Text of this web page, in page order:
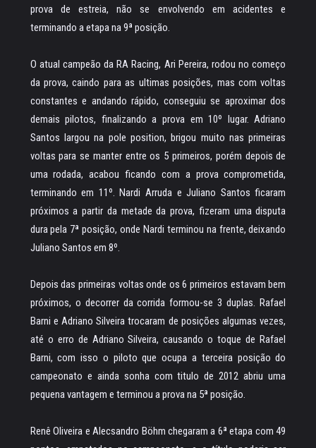
prova de estreia, não se envolvendo em acidentes e
terminando a etapa na 9ª posição.
O atual campeão da RA Racing, Ari Pereira, rodou no começo
da prova, caindo para as ultimas posições, mas com voltas
constantes e andando rápido, conseguiu se aproximar dos
demais pilotos, finalizando a prova em 10º lugar. Adriano
Santos largou na pole position, brigou muito nas primeiras
voltas para se manter entre os 5 primeiros, porém depois de
uma rodada, acabou ficando com a prova comprometida,
terminando em 11º. Nardi Arruda e Juliano Santos ficaram
próximos a partir da metade da prova, fizeram uma disputa
dura pela 7ª posição, onde Nardi terminou na frente, deixando
Juliano Santos em 8º.
Depois das primeiras voltas onde os 6 primeiros estavam bem
próximos, o decorrer da corrida formou-se 3 duplas. Rafael
Barni e Adriano Silveira trocaram de posições algumas vezes,
até o erro de Adriano Silveira, causando o toque de Rafael
Barni, com isso o piloto que ocupa a terceira posição do
campeonato e ainda sonha com titulo de 2012 abriu uma
pequena vantagem e terminou a prova na 5ª posição.
Renê Oliveira e Alecsandro Böhm chegaram a 6ª etapa com 49